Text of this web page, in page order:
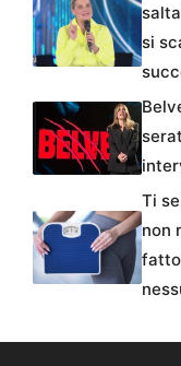
si
Ti
non